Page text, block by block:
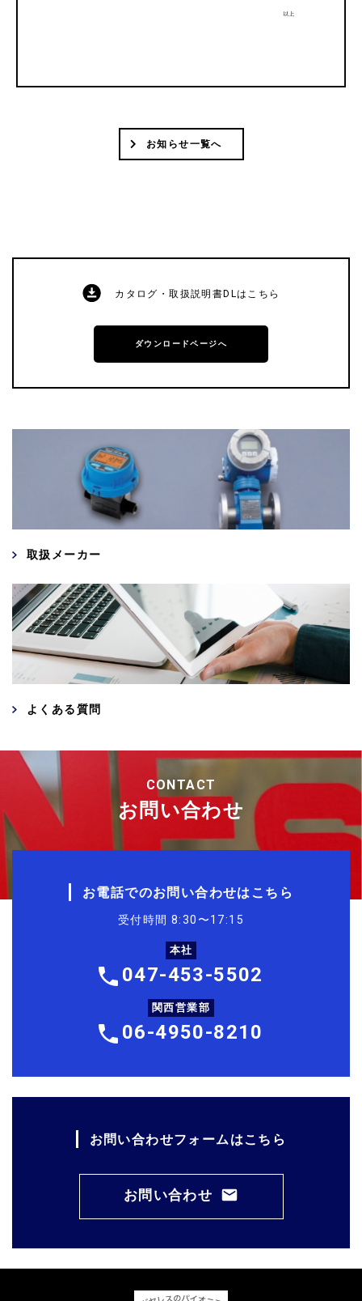
お知らせ一覧へ
カタログ・取扱説明書DLはこちら
ダウンロードページへ
取扱メーカー
よくある質問
CONTACT
お問い合わせ
お電話でのお問い合わせはこちら
受付時間 8:30〜17:15
本社
047-453-5502
関西営業部
06-4950-8210
お問い合わせフォームはこちら
お問い合わせ